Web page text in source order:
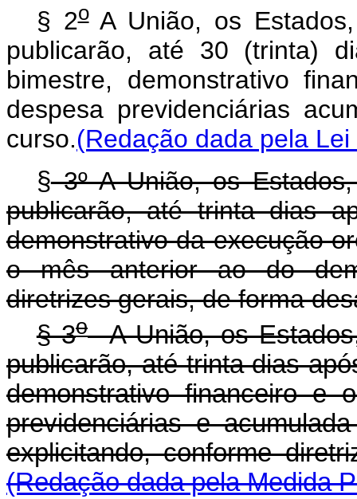
§ 2oA União, os
publicarão, até 30 (trinta)
bimestre, demonstrativo
despesa previdenciárias
curso.(Redação dada pela
§3º A União, os
publicarão, até trinta dias
demonstrativo da execução
o mês anterior ao do
diretrizes gerais, de forma
§ 3oA União, os
publicarão, até trinta dias
demonstrativo financeiro e
previdenciárias e
explicitando, conforme
(Redação dada pela Medida